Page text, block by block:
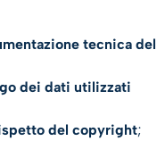
tecnica del
dei dati utilizzati
del copyright;